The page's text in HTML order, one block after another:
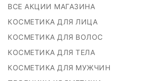
ВСЕ АКЦИИ МАГАЗИНА
КОСМЕТИКА ДЛЯ ЛИЦА
КОСМЕТИКА ДЛЯ ВОЛОС
КОСМЕТИКА ДЛЯ ТЕЛА
КОСМЕТИКА ДЛЯ МУЖЧИН